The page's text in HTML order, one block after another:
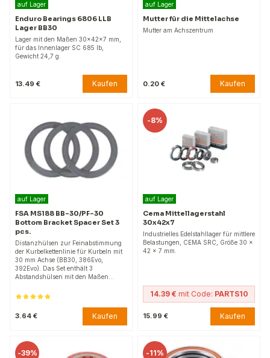
auf Lager
Enduro Bearings 6806 LLB
Lager BB30
Lager mit den Maßen 30x42x7 mm,
für das Innenlager SC 685 lb,
Gewicht 24,7 g.
13.49 € Kaufen
auf Lager
Mutter für die Mittelachse
Mutter am Achszentrum
0.20 € Kaufen
auf Lager
FSA MS188 BB-30/PF-30
Bottom Bracket Spacer Set 3
pcs.
Distanzhülsen zur Feinabstimmung
der Kurbelkettenlinie für Kurbeln mit
30 mm Achse (BB30, 386Evo,
392Evo). Das Set enthält 3
Abstandshülsen mit den Maßen…
3.64 € Kaufen
-8%
auf Lager
Cema Mittellagerstahl
30x42x7
Industrielles Edelstahllager für mittlere
Belastungen, CEMA SRC, Größe 30 x
42 x 7 mm.
14.39 € mit Code: PARTS10
15.99 € Kaufen
-39% -11%